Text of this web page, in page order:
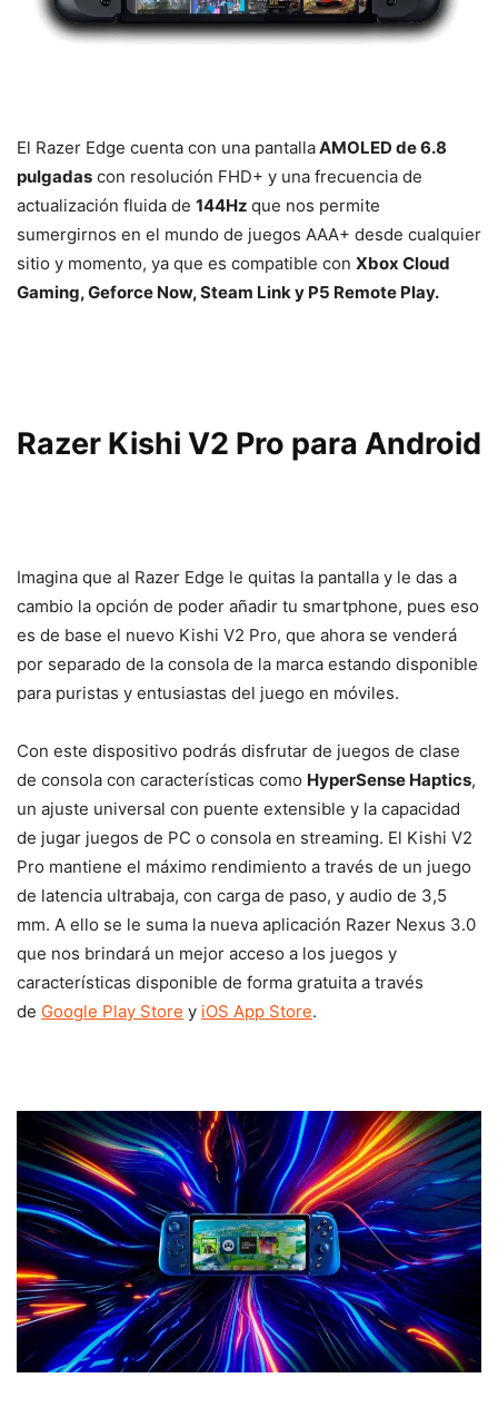
El Razer Edge cuenta con una pantallaAMOLED de 6.8
pulgadas con resolución FHD+ y una frecuencia de
actualización fluida de 144Hz que nos permite
sumergirnos en el mundo de juegos AAA+ desde cualquier
sitio y momento, ya que es compatible con Xbox Cloud
Gaming, Geforce Now, Steam Link y P5 Remote Play.
Razer Kishi V2 Pro para Android
Imagina que al Razer Edge le quitas la pantalla y le das a
cambio la opción de poder añadir tu smartphone, pues eso
es de base el nuevo Kishi V2 Pro, que ahora se venderá
por separado de la consola de la marca estando disponible
para puristas y entusiastas del juego en móviles.
Con este dispositivo podrás disfrutar de juegos de clase
de consola con características como HyperSense Haptics,
un ajuste universal con puente extensible y la capacidad
de jugar juegos de PC o consola en streaming. El Kishi V2
Pro mantiene el máximo rendimiento a través de un juego
de latencia ultrabaja, con carga de paso, y audio de 3,5
mm. A ello se le suma la nueva aplicación Razer Nexus 3.0
que nos brindará un mejor acceso a los juegos y
características disponible de forma gratuita a través
de Google Play Store y iOS App Store.